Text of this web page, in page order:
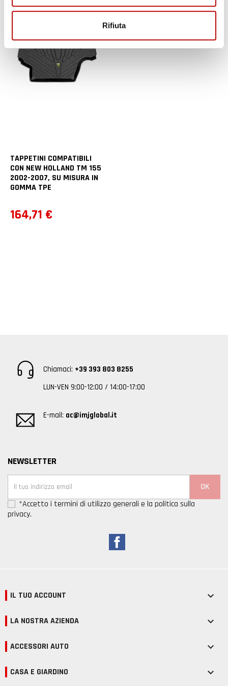
Rifiuta
TAPPETINI COMPATIBILI
CON NEW HOLLAND TM 155
2002-2007, SU MISURA IN
GOMMA TPE
Prezzo
164,71 €
Chiamaci: +39 393 803 8255
LUN-VEN 9:00-12:00 / 14:00-17:00
E-mail: ac@imjglobal.it
NEWSLETTER
*Accetto i termini di utilizzo generali e la politica sulla
privacy.
IL TUO ACCOUNT 
LA NOSTRA AZIENDA 
ACCESSORI AUTO 
CASA E GIARDINO 